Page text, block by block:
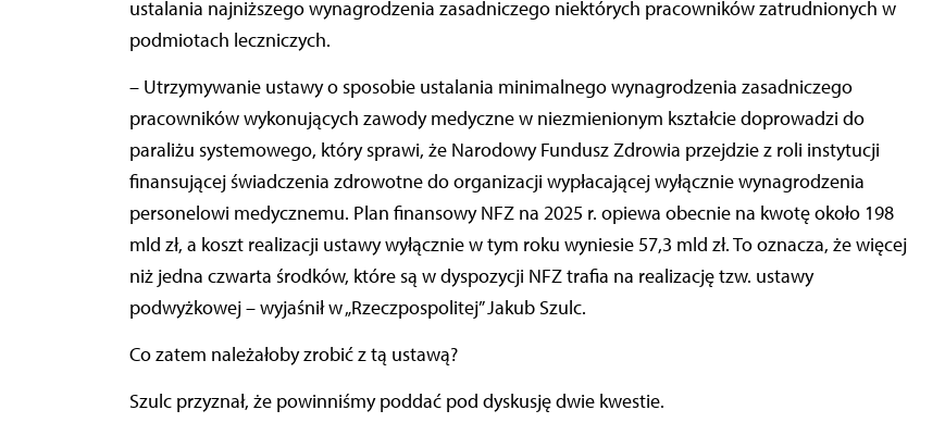
ustalania najniższego wynagrodzenia zasadniczego niektórych pracowników zatrudnionych w
podmiotach leczniczych.
– Utrzymywanie ustawy o sposobie ustalania minimalnego wynagrodzenia zasadniczego
pracowników wykonujących zawody medyczne w niezmienionym kształcie doprowadzi do
paraliżu systemowego, który sprawi, że Narodowy Fundusz Zdrowia przejdzie z roli instytucji
finansującej świadczenia zdrowotne do organizacji wypłacającej wyłącznie wynagrodzenia
personelowi medycznemu. Plan finansowy NFZ na 2025 r. opiewa obecnie na kwotę około 198
mld zł, a koszt realizacji ustawy wyłącznie w tym roku wyniesie 57,3 mld zł. To oznacza, że więcej
niż jedna czwarta środków, które są w dyspozycji NFZ trafia na realizację tzw. ustawy
podwyżkowej – wyjaśnił w „Rzeczpospolitej” Jakub Szulc.
Co zatem należałoby zrobić z tą ustawą?
Szulc przyznał, że powinniśmy poddać pod dyskusję dwie kwestie.